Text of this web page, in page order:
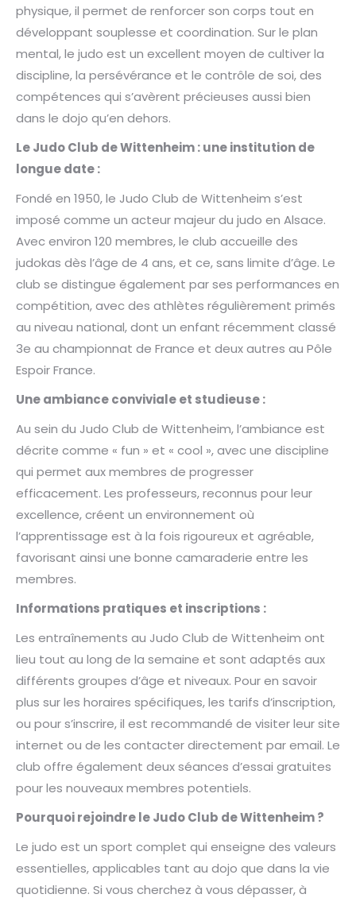
physique, il permet de renforcer son corps tout en
développant souplesse et coordination. Sur le plan
mental, le judo est un excellent moyen de cultiver la
discipline, la persévérance et le contrôle de soi, des
compétences qui s’avèrent précieuses aussi bien
dans le dojo qu’en dehors.
Le Judo Club de Wittenheim : une institution de
longue date :
Fondé en 1950, le Judo Club de Wittenheim s’est
imposé comme un acteur majeur du judo en Alsace.
Avec environ 120 membres, le club accueille des
judokas dès l’âge de 4 ans, et ce, sans limite d’âge. Le
club se distingue également par ses performances en
compétition, avec des athlètes régulièrement primés
au niveau national, dont un enfant récemment classé
3e au championnat de France et deux autres au Pôle
Espoir France.
Une ambiance conviviale et studieuse :
Au sein du Judo Club de Wittenheim, l’ambiance est
décrite comme « fun » et « cool », avec une discipline
qui permet aux membres de progresser
efficacement. Les professeurs, reconnus pour leur
excellence, créent un environnement où
l’apprentissage est à la fois rigoureux et agréable,
favorisant ainsi une bonne camaraderie entre les
membres.
Informations pratiques et inscriptions :
Les entraînements au Judo Club de Wittenheim ont
lieu tout au long de la semaine et sont adaptés aux
différents groupes d’âge et niveaux. Pour en savoir
plus sur les horaires spécifiques, les tarifs d’inscription,
ou pour s’inscrire, il est recommandé de visiter leur site
internet ou de les contacter directement par email. Le
club offre également deux séances d’essai gratuites
pour les nouveaux membres potentiels.
Pourquoi rejoindre le Judo Club de Wittenheim ?
Le judo est un sport complet qui enseigne des valeurs
essentielles, applicables tant au dojo que dans la vie
quotidienne. Si vous cherchez à vous dépasser, à